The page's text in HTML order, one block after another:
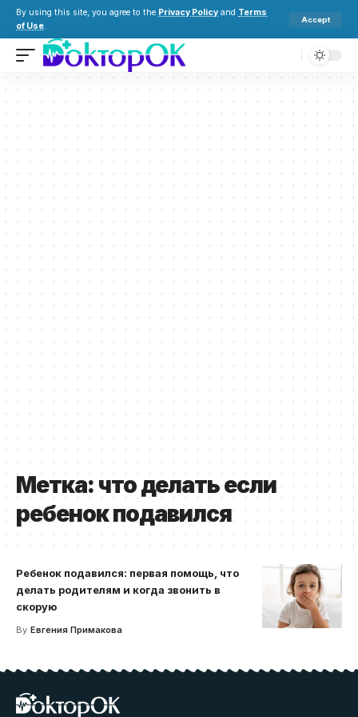
By using this site, you agree to the Privacy Policy and Terms
of Use.
Accept
Метка: что делать если
ребенок подавился
Ребенок подавился: первая помощь, что
делать родителям и когда звонить в
скорую
By Евгения Примакова